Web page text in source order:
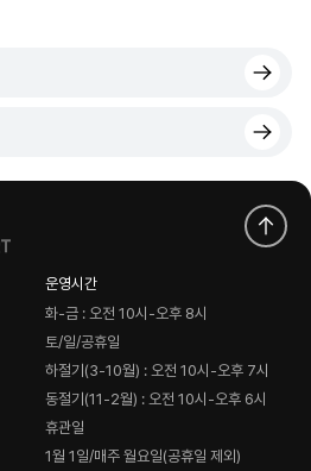
운영시간
화-금 : 오전 10시-오후 8시
토/일/공휴일
하절기(3-10월) : 오전 10시-오후 7시
동절기(11-2월) : 오전 10시-오후 6시
휴관일
1월 1일/매주 월요일(공휴일 제외)